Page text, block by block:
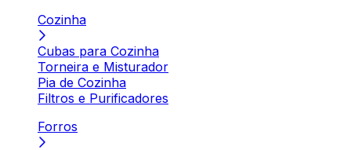
Cozinha
Cubas para Cozinha
Torneira e Misturador
Pia de Cozinha
Filtros e Purificadores
Forros